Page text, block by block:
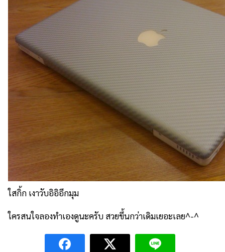
ใสกิ้ก เงาวับอิอิอีกมุม
ใครสนใจลองทำเองดูนะครับ สวยขึ้นกว่าเดิมเยอะเลย^-^